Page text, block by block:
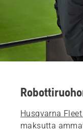
Husqvarna
maksutta